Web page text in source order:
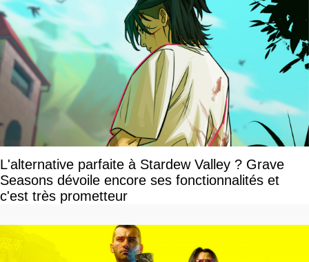
L'alternative parfaite à Stardew Valley ? Grave
Seasons dévoile encore ses fonctionnalités et
c'est très prometteur